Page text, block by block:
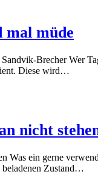
mal müde
Brecher Wer
Diese wird…
nicht
Was ein gerne
beladenen Zustand…